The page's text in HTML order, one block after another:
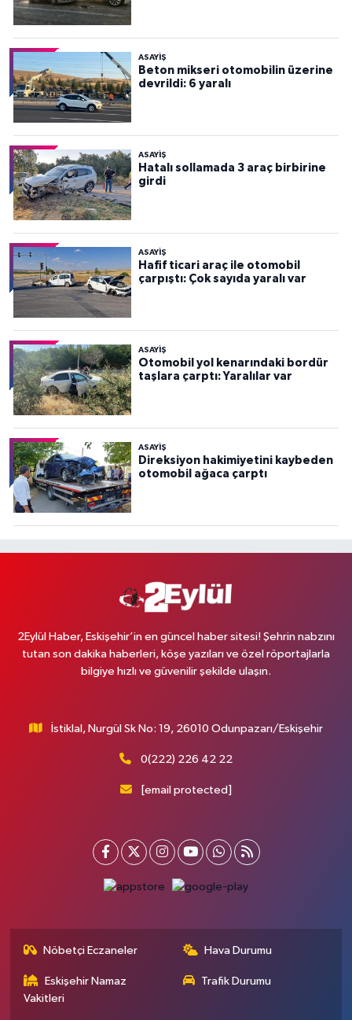
ASAYİŞ
Beton mikseri otomobilin üzerine
devrildi: 6 yaralı
ASAYİŞ
Hatalı sollamada 3 araç birbirine
girdi
ASAYİŞ
Hafif ticari araç ile otomobil
çarpıştı: Çok sayıda yaralı var
ASAYİŞ
Otomobil yol kenarındaki bordür
taşlara çarptı: Yaralılar var
ASAYİŞ
Direksiyon hakimiyetini kaybeden
otomobil ağaca çarptı
2Eylül Haber, Eskişehir’in en güncel haber sitesi! Şehrin nabzını
tutan son dakika haberleri, köşe yazıları ve özel röportajlarla
bilgiye hızlı ve güvenilir şekilde ulaşın.
İstiklal, Nurgül Sk No: 19, 26010 Odunpazarı/Eskişehir
0(222) 226 42 22
[email protected]
Nöbetçi Eczaneler Hava Durumu
Eskişehir Namaz
Vakitleri
Trafik Durumu